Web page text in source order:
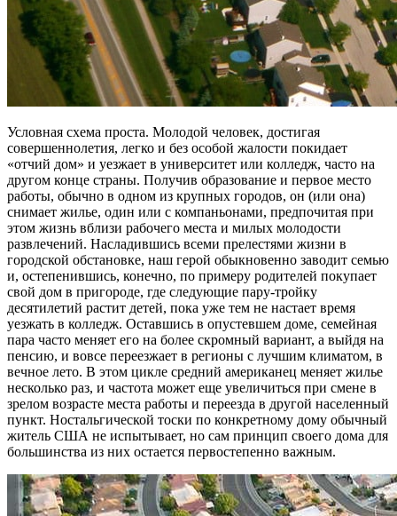
Условная схема проста. Молодой человек, достигая
совершеннолетия, легко и без особой жалости покидает
«отчий дом» и уезжает в университет или колледж, часто на
другом конце страны. Получив образование и первое место
работы, обычно в одном из крупных городов, он (или она)
снимает жилье, один или с компаньонами, предпочитая при
этом жизнь вблизи рабочего места и милых молодости
развлечений. Насладившись всеми прелестями жизни в
городской обстановке, наш герой обыкновенно заводит семью
и, остепенившись, конечно, по примеру родителей покупает
свой дом в пригороде, где следующие пару-тройку
десятилетий растит детей, пока уже тем не настает время
уезжать в колледж. Оставшись в опустевшем доме, семейная
пара часто меняет его на более скромный вариант, а выйдя на
пенсию, и вовсе переезжает в регионы с лучшим климатом, в
вечное лето. В этом цикле средний американец меняет жилье
несколько раз, и частота может еще увеличиться при смене в
зрелом возрасте места работы и переезда в другой населенный
пункт. Ностальгической тоски по конкретному дому обычный
житель США не испытывает, но сам принцип своего дома для
большинства из них остается первостепенно важным.